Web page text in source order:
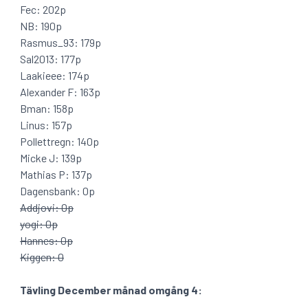
Fec: 202p
NB: 190p
Rasmus_93: 179p
Sal2013: 177p
Laakieee: 174p
Alexander F: 163p
Bman: 158p
Linus: 157p
Pollettregn: 140p
Micke J: 139p
Mathias P: 137p
Dagensbank: 0p
Addjovi: 0p
yogi: 0p
Hannes: 0p
Kiggen: 0
Tävling December månad omgång 4: